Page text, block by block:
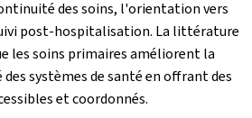
des soins, l'orientation vers
post-hospitalisation. La littérature
les soins primaires améliorent la
systèmes de santé en offrant des
et coordonnés.